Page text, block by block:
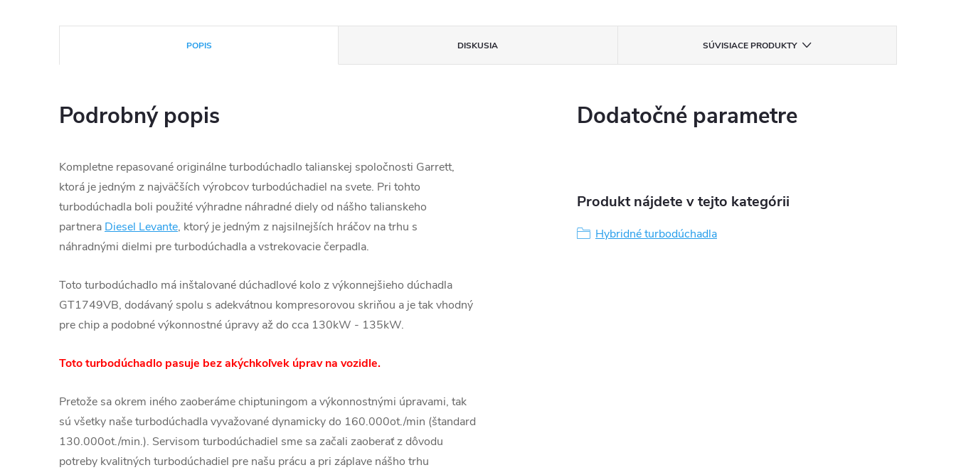
POPIS DISKUSIA SÚVISIACE PRODUKTY
Podrobný popis
Kompletne repasované originálne turbodúchadlo talianskej spoločnosti Garrett,
ktorá je jedným z najväčších výrobcov turbodúchadiel na svete. Pri tohto
turbodúchadla boli použité výhradne náhradné diely od nášho talianskeho
partnera Diesel Levante, ktorý je jedným z najsilnejších hráčov na trhu s
náhradnými dielmi pre turbodúchadla a vstrekovacie čerpadla.
Toto turbodúchadlo má inštalované dúchadlové kolo z výkonnejšieho dúchadla
GT1749VB, dodávaný spolu s adekvátnou kompresorovou skriňou a je tak vhodný
pre chip a podobné výkonnostné úpravy až do cca 130kW - 135kW.
Toto turbodúchadlo pasuje bez akýchkoľvek úprav na vozidle.
Pretože sa okrem iného zaoberáme chiptuningom a výkonnostnými úpravami, tak
sú všetky naše turbodúchadla vyvažované dynamicky do 160.000ot./min (štandard
130.000ot./min.). Servisom turbodúchadiel sme sa začali zaoberať z dôvodu
potreby kvalitných turbodúchadiel pre našu prácu a pri záplave nášho trhu
Dodatočné parametre
Produkt nájdete v tejto kategórii
Hybridné turbodúchadla